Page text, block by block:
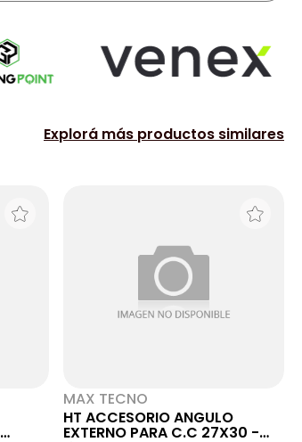
Explorá más productos similares
MAX TECNO
HT ACCESORIO ANGULO
EXTERNO PARA C.C 27X30 -